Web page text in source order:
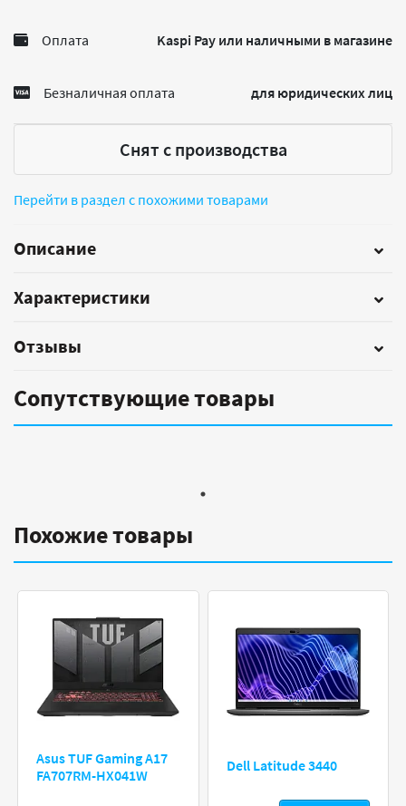
Оплата Kaspi Pay или наличными в магазине
Безналичная оплата для юридических лиц
Снят с производства
Перейти в раздел с похожими товарами
Описание
Характеристики
Отзывы
Сопутствующие товары
Похожие товары
Asus TUF Gaming A17
FA707RM-HX041W
Dell Latitude 3440